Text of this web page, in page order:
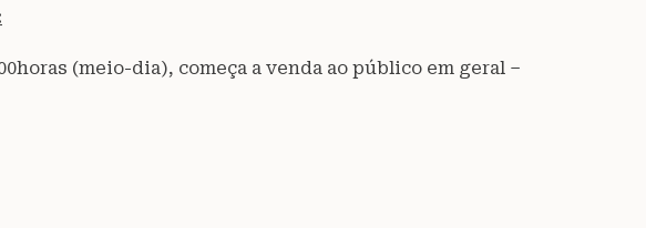
(meio-dia), começa a venda ao público em geral –